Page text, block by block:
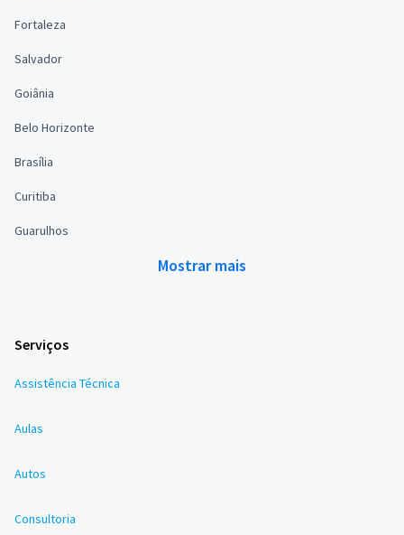
Fortaleza
Salvador
Goiânia
Belo Horizonte
Brasília
Curitiba
Guarulhos
Mostrar mais
Serviços
Assistência Técnica
Aulas
Autos
Consultoria